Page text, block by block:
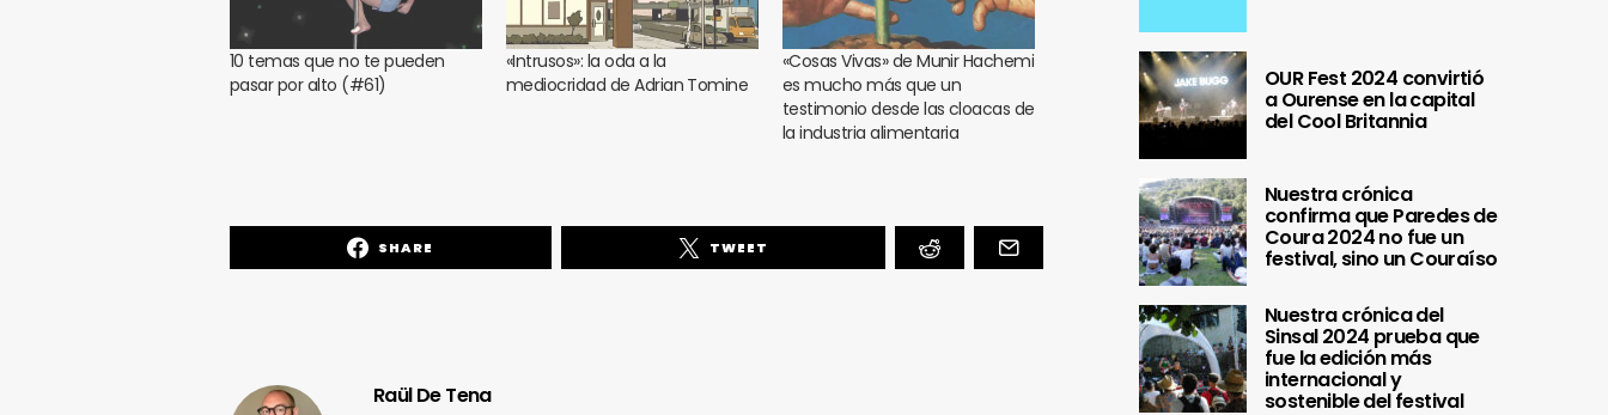
10 temas que no te pueden
pasar por alto (#61)
«Intrusos»: la oda a la
mediocridad de Adrian Tomine
«Cosas Vivas» de Munir Hachemi
es mucho más que un
testimonio desde las cloacas de
la industria alimentaria
SHARE TWEET
Raül De Tena
OUR Fest 2024 convirtió
a Ourense en la capital
del Cool Britannia
Nuestra crónica
confirma que Paredes de
Coura 2024 no fue un
festival, sino un Couraíso
Nuestra crónica del
Sinsal 2024 prueba que
fue la edición más
internacional y
sostenible del festival